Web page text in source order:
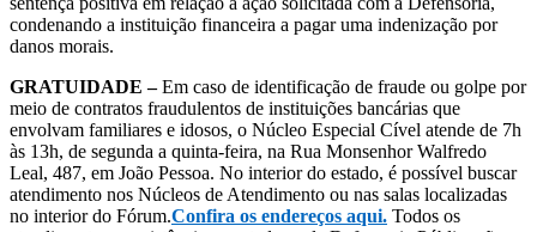
condenando a instituição financeira a pagar uma indenização por
danos morais.
GRATUIDADE –Em caso de identificação de fraude ou golpe por
meio de contratos fraudulentos de instituições bancárias que
envolvam familiares e idosos, o Núcleo Especial Cível atende de 7h
às 13h, de segunda a quinta-feira, na Rua Monsenhor Walfredo
Leal, 487, em João Pessoa. No interior do estado, é possível buscar
atendimento nos Núcleos de Atendimento ou nas salas localizadas
no interior do Fórum.Confira os endereços aqui. Todos os